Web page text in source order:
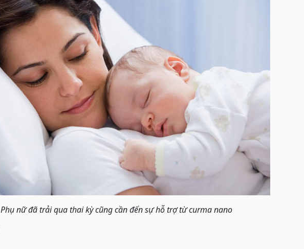
Phụ nữ đã trải qua thai kỳ cũng cần đến sự hỗ trợ từ curma nano